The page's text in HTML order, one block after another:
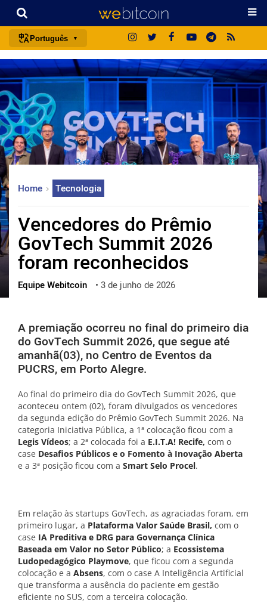
Português
português (BR)
english
español
français
italiano
deutsch
中文
한국어
العربية
ไทย
ქართული
vietnamese
Home Tecnologia
Vencedores do Prêmio
GovTech Summit 2026
foram reconhecidos
Equipe Webitcoin • 3 de junho de 2026
A premiação ocorreu no final do primeiro dia
do GovTech Summit 2026, que segue até
amanhã(03), no Centro de Eventos da
PUCRS, em Porto Alegre.
Ao final do primeiro dia do GovTech Summit 2026, que
aconteceu ontem (02), foram divulgados os vencedores
da segunda edição do Prêmio GovTech Summit 2026. Na
categoria Iniciativa Pública, a 1ª colocação ficou com a
Legis Vídeos; a 2ª colocada foi a E.I.T.A! Recife, com o
case Desafios Públicos e o Fomento à Inovação Aberta
e a 3ª posição ficou com a Smart Selo Procel.
Em relação às startups GovTech, as agraciadas foram, em
primeiro lugar, a Plataforma Valor Saúde Brasil, com o
case IA Preditiva e DRG para Governança Clínica
Baseada em Valor no Setor Público; a Ecossistema
Ludopedagógico Playmove, que ficou com a segunda
colocação e a Absens, com o case A Inteligência Artificial
que transforma a ausência do paciente em gestão
eficiente no SUS, com a terceira colocação.